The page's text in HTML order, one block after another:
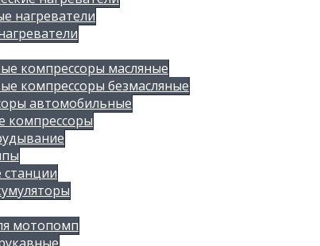
нагреватели
компрессоры масляные
компрессоры безмасляные
автомобильные
компрессоры
станции
мотопомп